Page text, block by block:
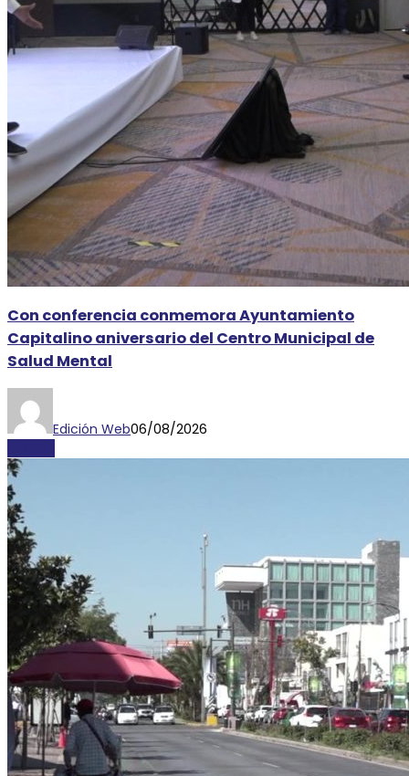
Con conferencia conmemora Ayuntamiento
Capitalino aniversario del Centro Municipal de
Salud Mental
Edición Web06/08/2026